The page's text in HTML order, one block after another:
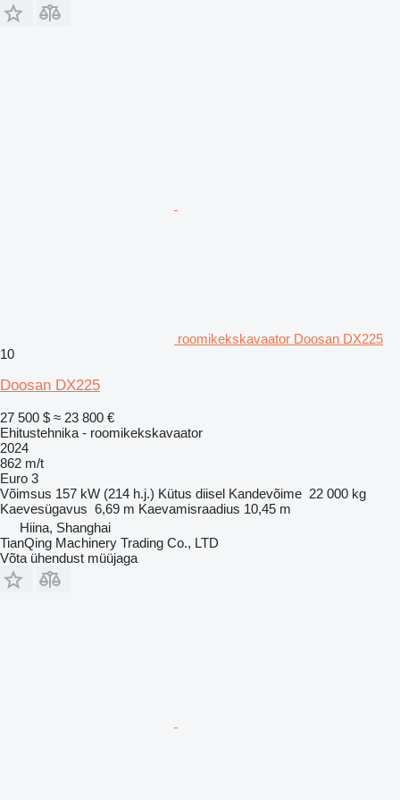
roomikekskavaator Doosan DX225
10
Doosan DX225
27 500 $ ≈ 23 800 €
Ehitustehnika - roomikekskavaator
2024
862 m/t
Euro 3
Võimsus 157 kW (214 h.j.) Kütus diisel Kandevõime 22 000 kg
Kaevesügavus 6,69 m Kaevamisraadius 10,45 m
Hiina, Shanghai
TianQing Machinery Trading Co., LTD
Võta ühendust müüjaga